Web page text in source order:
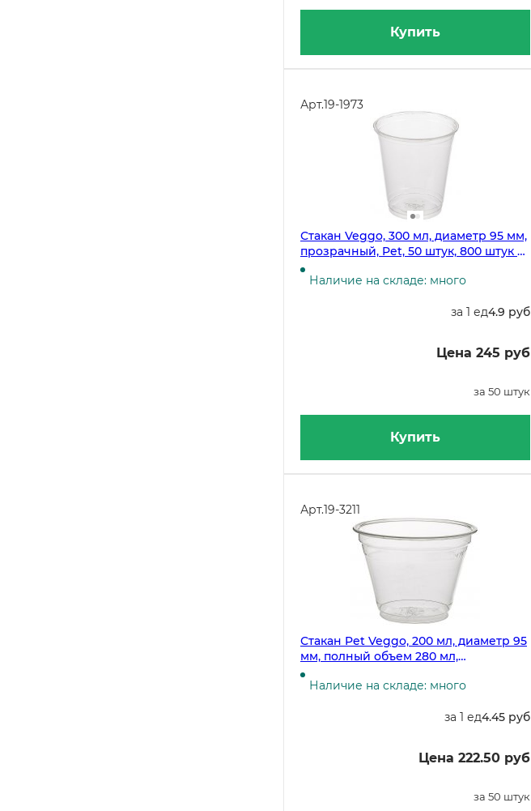
Купить
Арт.19-1973
Стакан Veggo, 300 мл, диаметр 95 мм,
прозрачный, Pet, 50 штук, 800 штук в
коробке (крышка 19-3207,19-3208)
Наличие на складе: много
за 1 ед4.9 руб
Цена 245 руб
за 50 штук
Купить
Арт.19-3211
Стакан Pet Veggo, 200 мл, диаметр 95
мм, полный объем 280 мл,
прозрачный, 50 штук (крышка 19-3207,
19-3208, 19-3732)
Наличие на складе: много
за 1 ед4.45 руб
Цена 222.50 руб
за 50 штук